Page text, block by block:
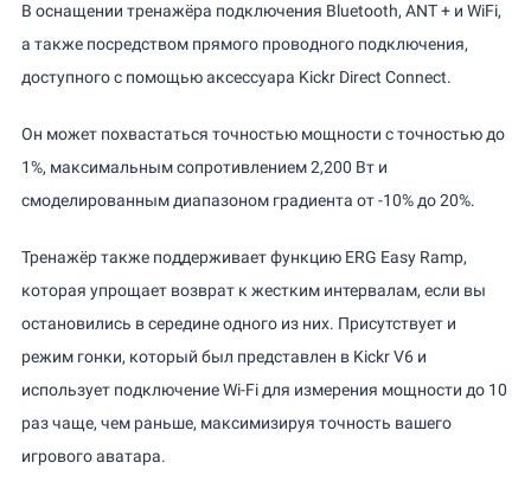
В оснащении тренажёра подключения Bluetooth, ANT + и WiFi,
а также посредством прямого проводного подключения,
доступного с помощью аксессуара Kickr Direct Connect.
Он может похвастаться точностью мощности с точностью до
1%, максимальным сопротивлением 2,200 Вт и
смоделированным диапазоном градиента от -10% до 20%.
Тренажёр также поддерживает функцию ERG Easy Ramp,
которая упрощает возврат к жестким интервалам, если вы
остановились в середине одного из них. Присутствует и
режим гонки, который был представлен в Kickr V6 и
использует подключение Wi-Fi для измерения мощности до 10
раз чаще, чем раньше, максимизируя точность вашего
игрового аватара.